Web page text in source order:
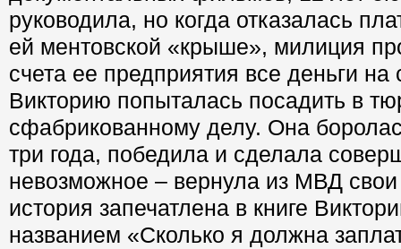
руководила, но когда отказалась
ей ментовской «крыше», милиция
счета ее предприятия все деньги на
Викторию попыталась посадить в
сфабрикованному делу. Она
три года, победила и сделала
невозможное – вернула из МВД
история запечатлена в книге
названием «Сколько я должна